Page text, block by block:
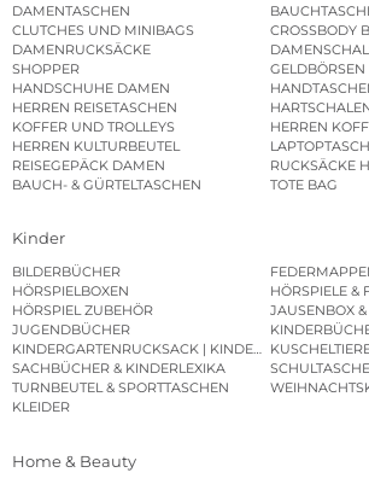
DAMENTASCHEN
CLUTCHES UND MINIBAGS
CROSSBODY
DAMENRUCKSÄCKE
SHOPPER
HANDSCHUHE DAMEN
HERREN REISETASCHEN
KOFFER UND TROLLEYS
HERREN
HERREN KULTURBEUTEL
REISEGEPÄCK DAMEN
RUCKSÄCKE
BAUCH- & GÜRTELTASCHEN
TOTE BAG
Kinder
BILDERBÜCHER
HÖRSPIELBOXEN
HÖRSPIELE &
HÖRSPIEL ZUBEHÖR
JAUSENBOX
JUGENDBÜCHER
KINDERGARTENRUCKSACK |
SACHBÜCHER & KINDERLEXIKA
TURNBEUTEL & SPORTTASCHEN
KLEIDER
Home & Beauty